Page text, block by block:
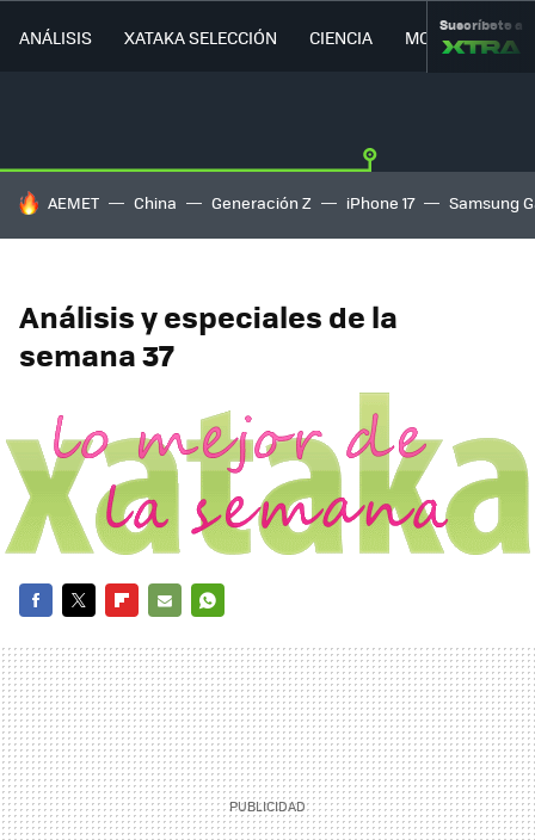
ANÁLISIS XATAKA SELECCIÓN CIENCIA MOVILIDAD
Suscríbete a
HOY SE HABLA DE
AEMET China Generación Z iPhone 17 Samsung
Análisis y especiales de la
semana 37
MAIL